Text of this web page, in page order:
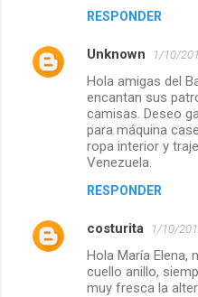
RESPONDER
Unknown 1/10/
Hola amigas del
encantan sus
camisas. Deseo
para máquina
ropa interior y
Venezuela.
RESPONDER
costurita 1/10/
Hola María Elena,
cuello anillo,
muy fresca la